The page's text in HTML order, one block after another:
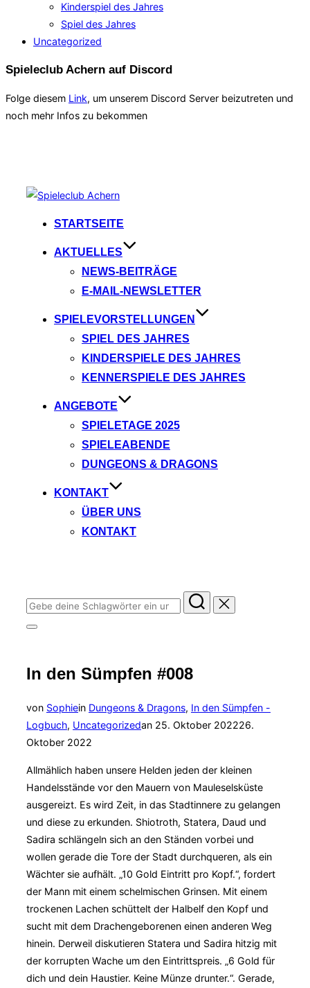
Kinderspiel des Jahres
Spiel des Jahres
Uncategorized
Spieleclub Achern auf Discord
Folge diesem Link, um unserem Discord Server beizutreten und
noch mehr Infos zu bekommen
springen
STARTSEITE
AKTUELLES
NEWS-BEITRÄGE
E-MAIL-NEWSLETTER
SPIELEVORSTELLUNGEN
SPIEL DES JAHRES
KINDERSPIELE DES JAHRES
KENNERSPIELE DES JAHRES
ANGEBOTE
SPIELETAGE 2025
SPIELEABENDE
DUNGEONS & DRAGONS
KONTAKT
ÜBER UNS
KONTAKT
Suchen
nach:
Seitenleiste
In den Sümpfen #008
von Sophiein Dungeons & Dragons, In den Sümpfen -
Logbuch, Uncategorizedan Veröffentlicht
25. Oktober 202226.
Oktober 2022
Allmählich haben unsere Helden jeden der kleinen
Handelsstände vor den Mauern von Mauleselsküste
ausgereizt. Es wird Zeit, in das Stadtinnere zu gelangen
und diese zu erkunden. Shiotroth, Statera, Daud und
Sadira schlängeln sich an den Ständen vorbei und
wollen gerade die Tore der Stadt durchqueren, als ein
Wächter sie aufhält. „10 Gold Eintritt pro Kopf.“, fordert
der Mann mit einem schelmischen Grinsen. Mit einem
trockenen Lachen schüttelt der Halbelf den Kopf und
sucht mit dem Drachengeborenen einen anderen Weg
hinein. Derweil diskutieren Statera und Sadira hitzig mit
der korrupten Wache um den Eintrittspreis. „6 Gold für
dich und dein Haustier. Keine Münze drunter.“. Gerade,